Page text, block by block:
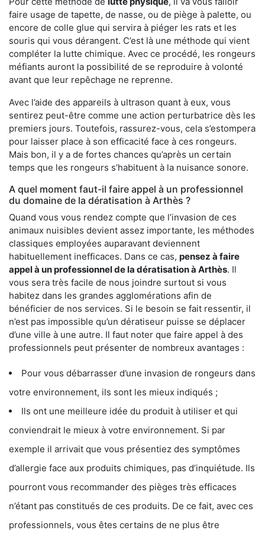
faire usage de tapette, de nasse, ou de piège à palette, ou
encore de colle glue qui servira à piéger les rats et les
souris qui vous dérangent. C’est là une méthode qui vient
compléter la lutte chimique. Avec ce procédé, les rongeurs
méfiants auront la possibilité de se reproduire à volonté
avant que leur repêchage ne reprenne.
Avec l’aide des appareils à ultrason quant à eux, vous
sentirez peut-être comme une action perturbatrice dès les
premiers jours. Toutefois, rassurez-vous, cela s’estompera
pour laisser place à son efficacité face à ces rongeurs.
Mais bon, il y a de fortes chances qu’après un certain
temps que les rongeurs s’habituent à la nuisance sonore.
A quel moment faut-il faire appel à un professionnel
du domaine de la dératisation à Arthès ?
Quand vous vous rendez compte que l’invasion de ces
animaux nuisibles devient assez importante, les méthodes
classiques employées auparavant deviennent
habituellement inefficaces. Dans ce cas, pensez à faire
appel à un professionnel de la dératisation à Arthès. Il
vous sera très facile de nous joindre surtout si vous
habitez dans les grandes agglomérations afin de
bénéficier de nos services. Si le besoin se fait ressentir, il
n’est pas impossible qu’un dératiseur puisse se déplacer
d’une ville à une autre. Il faut noter que faire appel à des
professionnels peut présenter de nombreux avantages :
Pour vous débarrasser d’une invasion de rongeurs dans
votre environnement, ils sont les mieux indiqués ;
Ils ont une meilleure idée du produit à utiliser et qui
conviendrait le mieux à votre environnement. Si par
exemple il arrivait que vous présentiez des symptômes
d’allergie face aux produits chimiques, pas d’inquiétude. Ils
pourront vous recommander des pièges très efficaces
n’étant pas constitués de ces produits. De ce fait, avec ces
professionnels, vous êtes certains de ne plus être